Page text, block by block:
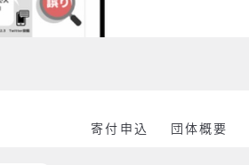
寄付申込 団体概要